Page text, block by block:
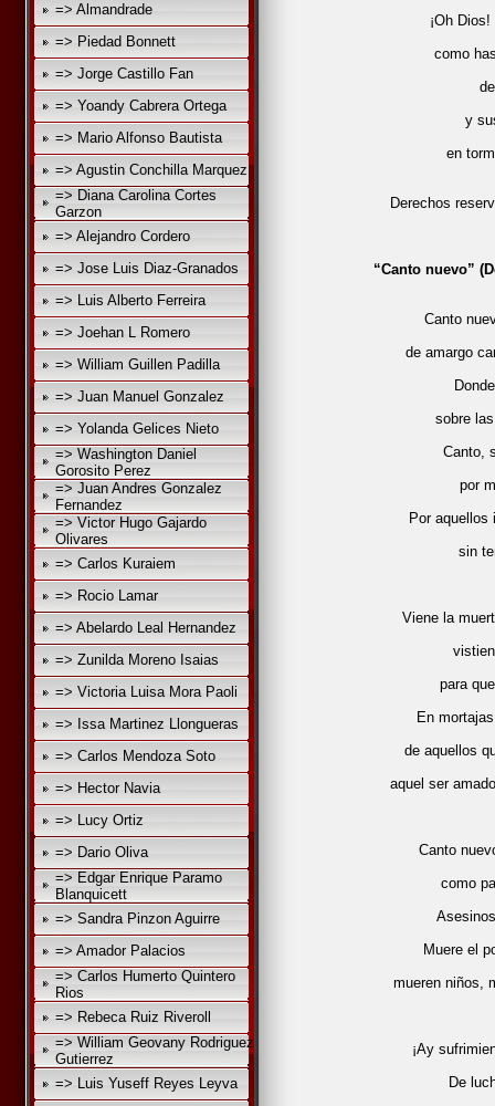
=> Almandrade
=> Piedad Bonnett
=> Jorge Castillo Fan
=> Yoandy Cabrera Ortega
=> Mario Alfonso Bautista
=> Agustin Conchilla Marquez
=> Diana Carolina Cortes
Garzon
=> Alejandro Cordero
=> Jose Luis Diaz-Granados
=> Luis Alberto Ferreira
=> Joehan L Romero
=> William Guillen Padilla
=> Juan Manuel Gonzalez
=> Yolanda Gelices Nieto
=> Washington Daniel
Gorosito Perez
=> Juan Andres Gonzalez
Fernandez
=> Victor Hugo Gajardo
Olivares
=> Carlos Kuraiem
=> Rocio Lamar
=> Abelardo Leal Hernandez
=> Zunilda Moreno Isaias
=> Victoria Luisa Mora Paoli
=> Issa Martinez Llongueras
=> Carlos Mendoza Soto
=> Hector Navia
=> Lucy Ortiz
=> Dario Oliva
=> Edgar Enrique Paramo
Blanquicett
=> Sandra Pinzon Aguirre
=> Amador Palacios
=> Carlos Humerto Quintero
Rios
=> Rebeca Ruiz Riveroll
=> William Geovany Rodriguez
Gutierrez
=> Luis Yuseff Reyes Leyva
¡Oh
como
y
en
Derechos
“Canto nuevo”
Canto
de amargo
sobre
Canto,
por
Por aquellos
sin
Viene la
para
En
de aquellos
aquel ser
Canto
como
Muere el
mueren niños,
¡Ay
De